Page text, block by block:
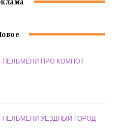
ПЕЛЬМЕНИ ПРО КОМПОТ
ПЕЛЬМЕНИ УЕЗДНЫЙ ГОРОД